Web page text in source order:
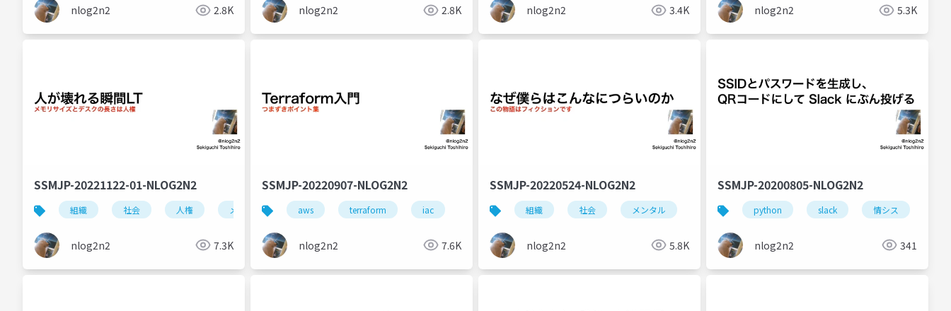
nlog2n2 2.8K nlog2n2 2.8K nlog2n2 3.4K nlog2n2 5.3K
SSMJP-20221122-01-NLOG2N2
組織 社会 人権 メンタル メンタルケア
nlog2n2 7.3K
SSMJP-20220907-NLOG2N2
aws terraform iac
nlog2n2 7.6K
SSMJP-20220524-NLOG2N2
組織 社会 メンタル メンタルケア グルメ
nlog2n2 5.8K
SSMJP-20200805-NLOG2N2
python slack 情シス
nlog2n2 341